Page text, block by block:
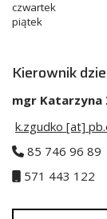
czwartek
piątek
Kierownik
mgr Katarzyna
k.zgudko [at]
85 746 96 89
571 443 122